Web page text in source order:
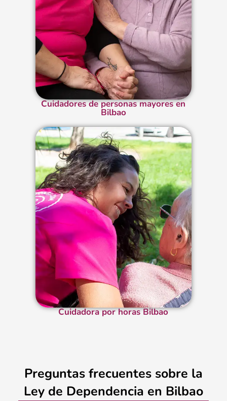
Cuidadores de personas mayores en
Bilbao
Cuidadora por horas Bilbao
Preguntas frecuentes sobre la
Ley de Dependencia en Bilbao